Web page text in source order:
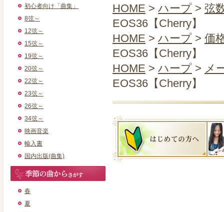
初心者向け「曲集」
8弦～
12弦～
15弦～
19弦～
20弦～
22弦～
23弦～
26弦～
34弦～
映画音楽
輸入書
国内出版(曲集)
春
夏
HOME > ハープ > 弦
EOS36【Cherry】
HOME > ハープ > 価
EOS36【Cherry】
HOME > ハープ > メ
EOS36【Cherry】